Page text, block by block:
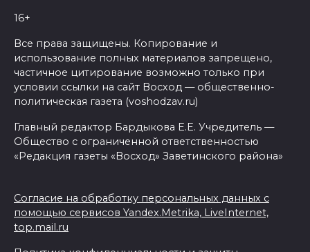
16+
Все права защищены. Копирование и
использование полных материалов запрещено,
частичное цитирование возможно только при
условии ссылки на сайт Восход — общественно-
политическая газета (voshodzav.ru)
Главный редактор Бардыкова Е.Е. Учредитель —
Общество с ограниченной ответственностью
«Редакция газеты «Восход» Заветинского района»
Согласие на обработку персональных данных с
помощью сервисов Yandex.Metrika, LiveInternet,
top.mail.ru